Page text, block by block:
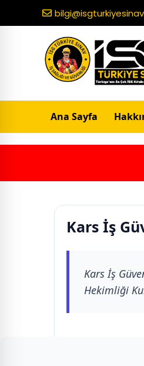
Ana Sayfa
Kars İş
Kars İş
Hekimliği